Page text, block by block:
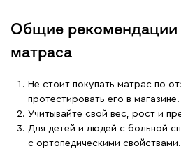
Общие рекомендации
матраса
Не стоит покупать матрас по
протестировать его в магазине.
Учитывайте свой вес, рост и
Для детей и людей с больной
с ортопедическими свойствами.